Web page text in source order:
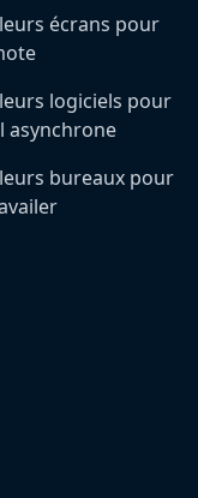
écrans pour
logiciels pour
asynchrone
bureaux pour